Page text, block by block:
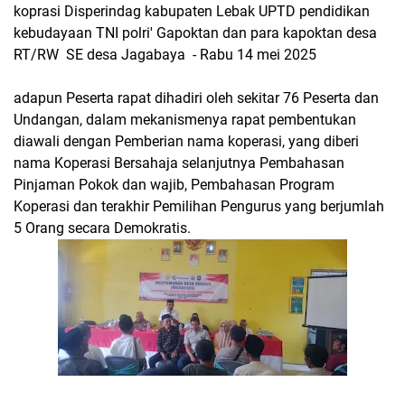
koprasi Disperindag kabupaten Lebak UPTD pendidikan
kebudayaan TNI polri' Gapoktan dan para kapoktan desa
RT/RW SE desa Jagabaya - Rabu 14 mei 2025
adapun Peserta rapat dihadiri oleh sekitar 76 Peserta dan
Undangan, dalam mekanismenya rapat pembentukan
diawali dengan Pemberian nama koperasi, yang diberi
nama Koperasi Bersahaja selanjutnya Pembahasan
Pinjaman Pokok dan wajib, Pembahasan Program
Koperasi dan terakhir Pemilihan Pengurus yang berjumlah
5 Orang secara Demokratis.